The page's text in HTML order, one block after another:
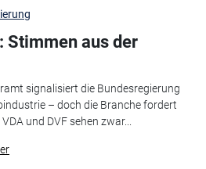
aus der
signalisiert die Bundesregierung
– doch die Branche fordert
und DVF sehen zwar...